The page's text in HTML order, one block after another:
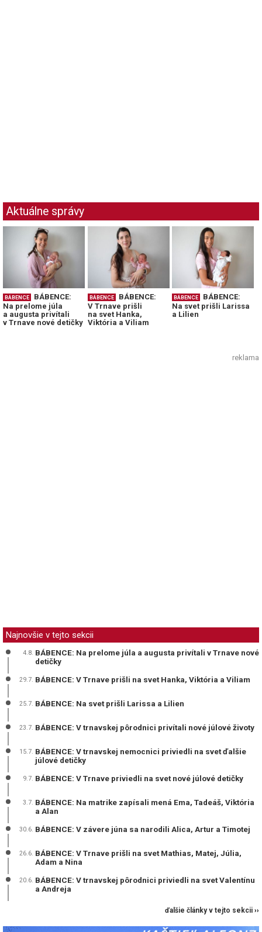
Aktuálne správy
BÁBENCE
BÁBENCE:
Na prelome júla
a augusta privítali
v Trnave nové detičky
BÁBENCE
BÁBENCE:
V Trnave prišli
na svet Hanka,
Viktória a Viliam
BÁBENCE
BÁBENCE:
Na svet prišli Larissa
a Lilien
reklama
Najnovšie v tejto sekcii
4.8. BÁBENCE: Na prelome júla a augusta privítali v Trnave nové
detičky
29.7. BÁBENCE: V Trnave prišli na svet Hanka, Viktória a Viliam
25.7. BÁBENCE: Na svet prišli Larissa a Lilien
23.7. BÁBENCE: V trnavskej pôrodnici privítali nové júlové životy
15.7. BÁBENCE: V trnavskej nemocnici priviedli na svet ďalšie
júlové detičky
9.7. BÁBENCE: V Trnave priviedli na svet nové júlové detičky
3.7. BÁBENCE: Na matrike zapísali mená Ema, Tadeáš, Viktória
a Alan
30.6. BÁBENCE: V závere júna sa narodili Alica, Artur a Timotej
26.6. BÁBENCE: V Trnave prišli na svet Mathias, Matej, Júlia,
Adam a Nina
20.6. BÁBENCE: V trnavskej pôrodnici priviedli na svet Valentínu
a Andreja
ďalšie články v tejto sekcii ››